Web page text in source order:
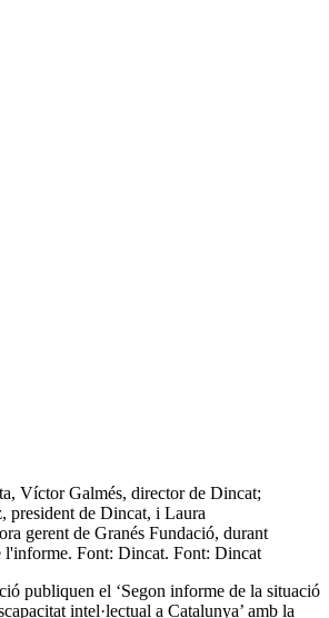
Víctor Galmés, director de Dincat;
president de Dincat, i Laura
gerent de Granés Fundació, durant
l'informe. Font: Dincat. Font: Dincat
publiquen el ‘Segon informe de la situació
intel·lectual a Catalunya’ amb la